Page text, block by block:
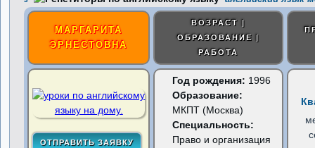
МАРГАРИТА
ЭРНЕСТОВНА
ВОЗРАСТ |
ОБРАЗОВАНИЕ |
РАБОТА
Год рождения: 1996
Образование:
МКПТ (Москва)
Специальность:
Право и организация